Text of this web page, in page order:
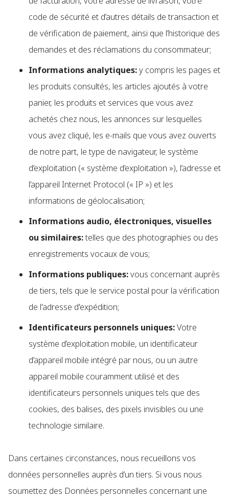
code de sécurité et d’autres détails de transaction et
de vérification de paiement, ainsi que l’historique des
demandes et des réclamations du consommateur;
Informations analytiques:y compris les pages et
les produits consultés, les articles ajoutés à votre
panier, les produits et services que vous avez
achetés chez nous, les annonces sur lesquelles
vous avez cliqué, les e-mails que vous avez ouverts
de notre part, le type de navigateur, le système
d’exploitation (« système d’exploitation »), l’adresse et
l’appareil Internet Protocol (« IP ») et les
informations de géolocalisation;
Informations audio, électroniques, visuelles
ou similaires:telles que des photographies ou des
enregistrements vocaux de vous;
Informations publiques:vous concernant auprès
de tiers, tels que le service postal pour la vérification
de l'adresse d'expédition;
Identificateurs personnels uniques:Votre
système d’exploitation mobile, un identificateur
d’appareil mobile intégré par nous, ou un autre
appareil mobile couramment utilisé et des
identificateurs personnels uniques tels que des
cookies, des balises, des pixels invisibles ou une
technologie similaire.
Dans certaines circonstances, nous recueillons vos
données personnelles auprès d’un tiers. Si vous nous
soumettez des Données personnelles concernant une